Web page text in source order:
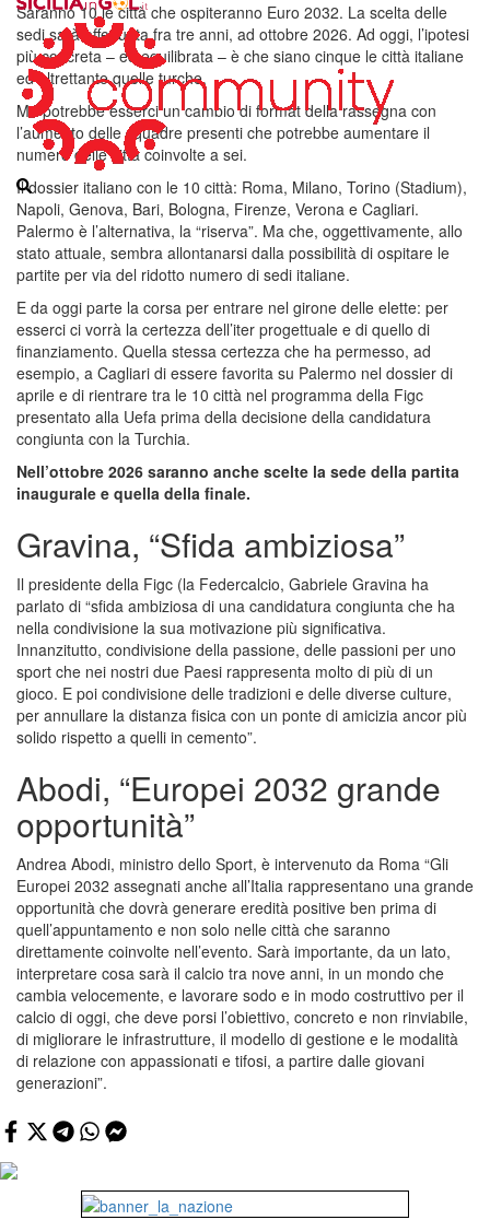
Saranno 10 le città che ospiteranno Euro 2032. La scelta delle
sedi sarà effettuata fra tre anni, ad ottobre 2026. Ad oggi, l’ipotesi
più concreta – ed equilibrata – è che siano cinque le città italiane
ed altrettante quelle turche.
Ma potrebbe esserci un cambio di format della rassegna con
l’aumento delle squadre presenti che potrebbe aumentare il
numero delle città coinvolte a sei.
Il dossier italiano con le 10 città: Roma, Milano, Torino (Stadium),
Napoli, Genova, Bari, Bologna, Firenze, Verona e Cagliari.
Palermo è l’alternativa, la “riserva”. Ma che, oggettivamente, allo
stato attuale, sembra allontanarsi dalla possibilità di ospitare le
partite per via del ridotto numero di sedi italiane.
E da oggi parte la corsa per entrare nel girone delle elette: per
esserci ci vorrà la certezza dell’iter progettuale e di quello di
finanziamento. Quella stessa certezza che ha permesso, ad
esempio, a Cagliari di essere favorita su Palermo nel dossier di
aprile e di rientrare tra le 10 città nel programma della Figc
presentato alla Uefa prima della decisione della candidatura
congiunta con la Turchia.
Nell’ottobre 2026 saranno anche scelte la sede della partita
inaugurale e quella della finale.
Gravina, “Sfida ambiziosa”
Il presidente della Figc (la Federcalcio, Gabriele Gravina ha
parlato di “sfida ambiziosa di una candidatura congiunta che ha
nella condivisione la sua motivazione più significativa.
Innanzitutto, condivisione della passione, delle passioni per uno
sport che nei nostri due Paesi rappresenta molto di più di un
gioco. E poi condivisione delle tradizioni e delle diverse culture,
per annullare la distanza fisica con un ponte di amicizia ancor più
solido rispetto a quelli in cemento”.
Abodi, “Europei 2032 grande
opportunità”
Andrea Abodi, ministro dello Sport, è intervenuto da Roma “Gli
Europei 2032 assegnati anche all’Italia rappresentano una grande
opportunità che dovrà generare eredità positive ben prima di
quell’appuntamento e non solo nelle città che saranno
direttamente coinvolte nell’evento. Sarà importante, da un lato,
interpretare cosa sarà il calcio tra nove anni, in un mondo che
cambia velocemente, e lavorare sodo e in modo costruttivo per il
calcio di oggi, che deve porsi l’obiettivo, concreto e non rinviabile,
di migliorare le infrastrutture, il modello di gestione e le modalità
di relazione con appassionati e tifosi, a partire dalle giovani
generazioni”.